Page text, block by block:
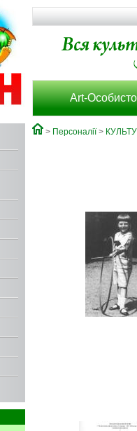
Art-
> Персоналії>